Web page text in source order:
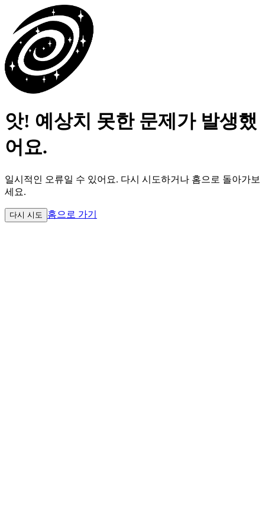
앗! 예상치 못한 문제가 발생했
어요.
일시적인 오류일 수 있어요. 다시 시도하거나 홈으로 돌아가보
세요.
다시 시도 홈으로 가기